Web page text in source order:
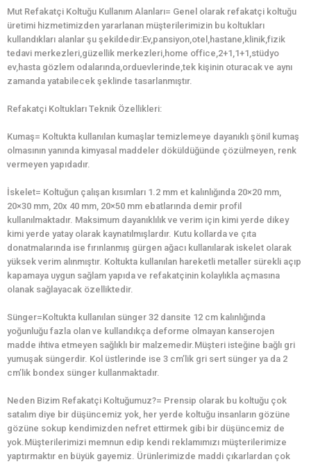
Mut Refakatçi Koltuğu Kullanım Alanları= Genel olarak refakatçi koltuğu
üretimi hizmetimizden yararlanan müşterilerimizin bu koltukları
kullandıkları alanlar şu şekildedir:Ev,pansiyon,otel,hastane,klinik,fizik
tedavi merkezleri,güzellik merkezleri,home office,2+1,1+1,stüdyo
ev,hasta gözlem odalarında,orduevlerinde,tek kişinin oturacak ve aynı
zamanda yatabilecek şeklinde tasarlanmıştır.
Refakatçi Koltukları Teknik Özellikleri:
Kumaş= Koltukta kullanılan kumaşlar temizlemeye dayanıklı şönil kumaş
olmasının yanında kimyasal maddeler döküldüğünde çözülmeyen, renk
vermeyen yapıdadır.
İskelet= Koltuğun çalışan kısımları 1.2 mm et kalınlığında 20×20 mm,
20×30 mm, 20x 40 mm, 20×50 mm ebatlarında demir profil
kullanılmaktadır. Maksimum dayanıklılık ve verim için kimi yerde dikey
kimi yerde yatay olarak kaynatılmışlardır. Kutu kollarda ve çıta
donatmalarında ise fırınlanmış gürgen ağacı kullanılarak iskelet olarak
yüksek verim alınmıştır. Koltukta kullanılan hareketli metaller sürekli açıp
kapamaya uygun sağlam yapıda ve refakatçinin kolaylıkla açmasına
olanak sağlayacak özelliktedir.
Sünger=Koltukta kullanılan sünger 32 dansite 12 cm kalınlığında
yoğunluğu fazla olan ve kullandıkça deforme olmayan kanserojen
madde ihtiva etmeyen sağlıklı bir malzemedir.Müşteri isteğine bağlı gri
yumuşak süngerdir. Kol üstlerinde ise 3 cm’lik gri sert sünger ya da 2
cm’lik bondex sünger kullanmaktadır.
Neden Bizim Refakatçi Koltuğumuz?= Prensip olarak bu koltuğu çok
satalım diye bir düşüncemiz yok, her yerde koltuğu insanların gözüne
gözüne sokup kendimizden nefret ettirmek gibi bir düşüncemiz de
yok.Müşterilerimizi memnun edip kendi reklamımızı müşterilerimize
yaptırmaktır en büyük gayemiz. Ürünlerimizde maddi çıkarlardan çok